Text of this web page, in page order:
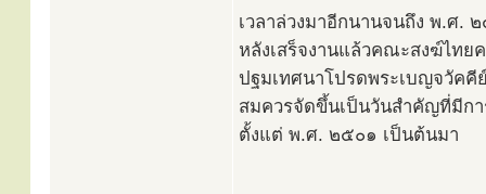
เวลาล่วงมาอีกนานจนถึง พ.ศ.
หลังเสร็จงานแล้วคณะสงฆ์ไทย
ปฐมเทศนาโปรดพระเบญจวัคคี
สมควรจัดขึ้นเป็นวันสำคัญที่มีก
ตั้งแต่ พ.ศ. ๒๕๐๑ เป็นต้นมา